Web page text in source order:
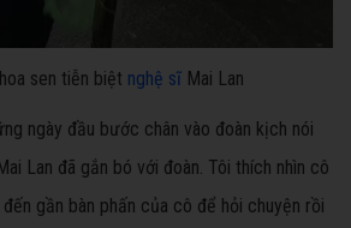
sen tiễn biệt nghệ sĩ Mai Lan
ngày đầu bước chân vào đoàn kịch nói
Lan đã gắn bó với đoàn. Tôi thích nhìn cô
gần bàn phấn của cô để hỏi chuyện rồi